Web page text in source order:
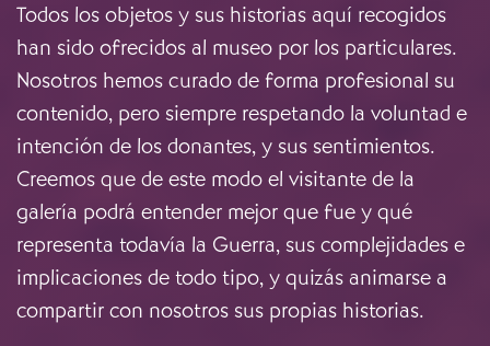
Todos los objetos y sus historias aquí recogidos
han sido ofrecidos al museo por los particulares.
Nosotros hemos curado de forma profesional su
contenido, pero siempre respetando la voluntad e
intención de los donantes, y sus sentimientos.
Creemos que de este modo el visitante de la
galería podrá entender mejor que fue y qué
representa todavía la Guerra, sus complejidades e
implicaciones de todo tipo, y quizás animarse a
compartir con nosotros sus propias historias.